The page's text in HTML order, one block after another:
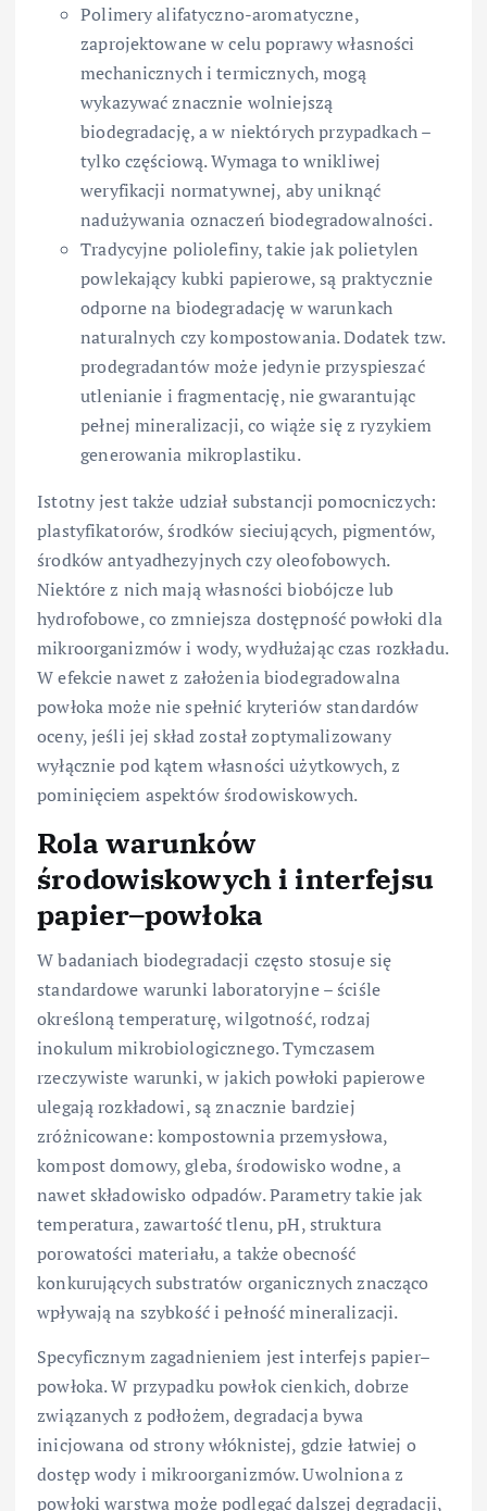
Polimery alifatyczno-aromatyczne,
zaprojektowane w celu poprawy własności
mechanicznych i termicznych, mogą
wykazywać znacznie wolniejszą
biodegradację, a w niektórych przypadkach –
tylko częściową. Wymaga to wnikliwej
weryfikacji normatywnej, aby uniknąć
nadużywania oznaczeń biodegradowalności.
Tradycyjne poliolefiny, takie jak polietylen
powlekający kubki papierowe, są praktycznie
odporne na biodegradację w warunkach
naturalnych czy kompostowania. Dodatek tzw.
prodegradantów może jedynie przyspieszać
utlenianie i fragmentację, nie gwarantując
pełnej mineralizacji, co wiąże się z ryzykiem
generowania mikroplastiku.
Istotny jest także udział substancji pomocniczych:
plastyfikatorów, środków sieciujących, pigmentów,
środków antyadhezyjnych czy oleofobowych.
Niektóre z nich mają własności biobójcze lub
hydrofobowe, co zmniejsza dostępność powłoki dla
mikroorganizmów i wody, wydłużając czas rozkładu.
W efekcie nawet z założenia biodegradowalna
powłoka może nie spełnić kryteriów standardów
oceny, jeśli jej skład został zoptymalizowany
wyłącznie pod kątem własności użytkowych, z
pominięciem aspektów środowiskowych.
Rola warunków
środowiskowych i interfejsu
papier–powłoka
W badaniach biodegradacji często stosuje się
standardowe warunki laboratoryjne – ściśle
określoną temperaturę, wilgotność, rodzaj
inokulum mikrobiologicznego. Tymczasem
rzeczywiste warunki, w jakich powłoki papierowe
ulegają rozkładowi, są znacznie bardziej
zróżnicowane: kompostownia przemysłowa,
kompost domowy, gleba, środowisko wodne, a
nawet składowisko odpadów. Parametry takie jak
temperatura, zawartość tlenu, pH, struktura
porowatości materiału, a także obecność
konkurujących substratów organicznych znacząco
wpływają na szybkość i pełność mineralizacji.
Specyficznym zagadnieniem jest interfejs papier–
powłoka. W przypadku powłok cienkich, dobrze
związanych z podłożem, degradacja bywa
inicjowana od strony włóknistej, gdzie łatwiej o
dostęp wody i mikroorganizmów. Uwolniona z
powłoki warstwa może podlegać dalszej degradacji,